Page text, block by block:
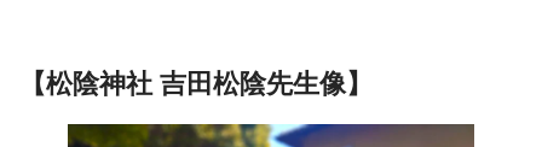
【松陰神社 吉田松陰先生像】